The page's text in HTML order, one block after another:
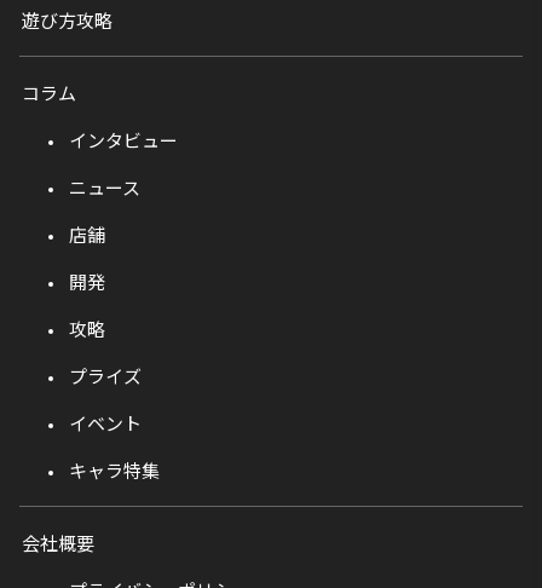
遊び方攻略
コラム
インタビュー
ニュース
店舗
開発
攻略
プライズ
イベント
キャラ特集
会社概要